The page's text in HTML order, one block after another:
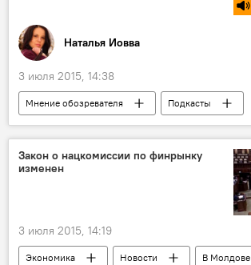
Наталья Иовва
3 июля 2015, 14:38
Мнение обозревателя
Подкасты
Рубрики
В Молдове
Закон о нацкомиссии по финрынку
изменен
3 июля 2015, 14:19
Экономика Новости
В Молдове